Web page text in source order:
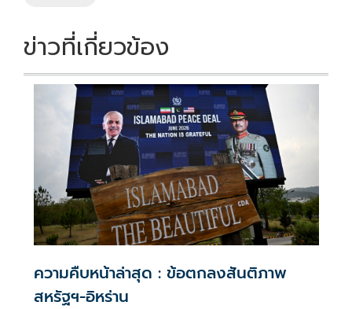
ข่าวที่เกี่ยวข้อง
ความคืบหน้าล่าสุด : ข้อตกลงสันติภาพ
สหรัฐฯ-อิหร่าน